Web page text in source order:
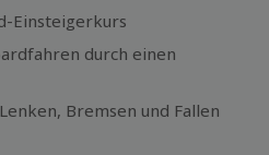
Einsteigerkurs
durch einen
Bremsen und Fallen